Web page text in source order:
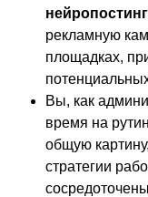
рекламную
площадках,
Вы, как
время на
общую
стратегии